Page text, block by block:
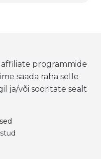
programmide
saada raha selle
ja/või sooritate sealt